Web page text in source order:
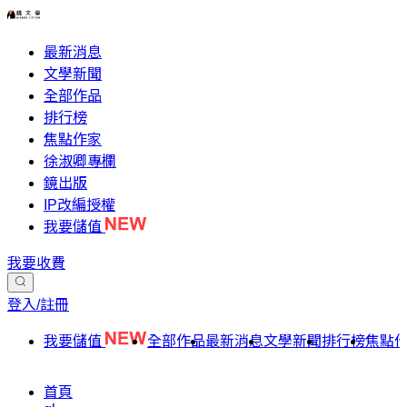
最新消息
文學新聞
全部作品
排行榜
焦點作家
徐淑卿專欄
鏡出版
IP改編授權
我要儲值
我要收費
登入/註冊
我要儲值 全部作品最新消息文學新聞排行榜焦點
首頁